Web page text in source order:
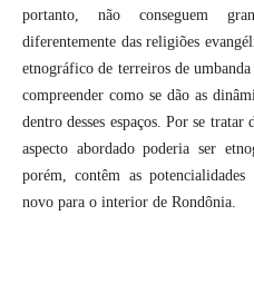
portanto, não conseguem
diferentemente das religiões
etnográfico de terreiros de
compreender como se dão as
dentro desses espaços. Por se
aspecto abordado poderia ser
porém, contêm as
novo para o interior de Rondônia.